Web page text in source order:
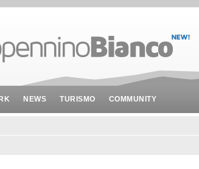
NEWS TURISMO COMMUNITY